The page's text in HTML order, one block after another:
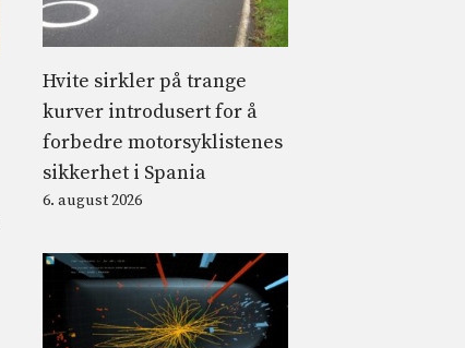
Hvite sirkler på trange
kurver introdusert for å
forbedre motorsyklistenes
sikkerhet i Spania
6. august 2026